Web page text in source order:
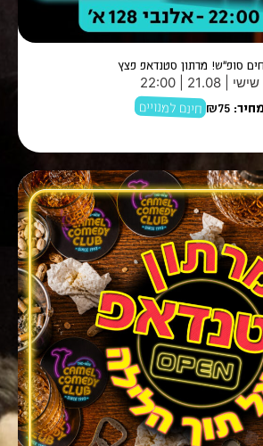
סופ"ש! מרתון סטנדאפ פצץ
שישי | 21.08 | 22:00
₪75 חינם למנויים